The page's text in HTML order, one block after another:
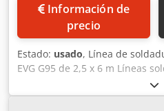
Información de
precio
Estado: usado, Línea de
EVG G95 de 2,5 x 6 m Líneas
eficaz de malla de armadura
hasta grandes. - Alimentación